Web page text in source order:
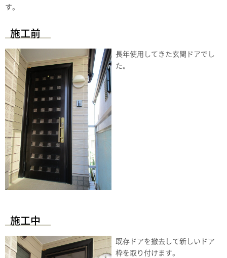
す。
施工前
長年使用してきた玄関ドアでし
た。
施工中
既存ドアを撤去して新しいドア
枠を取り付けます。